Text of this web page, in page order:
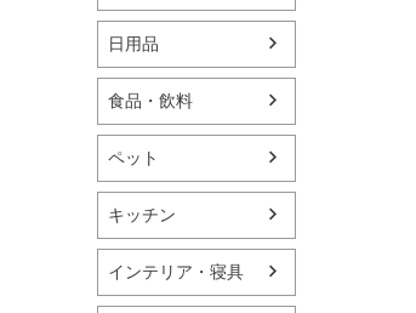
日用品
食品・飲料
ペット
キッチン
インテリア・寝具